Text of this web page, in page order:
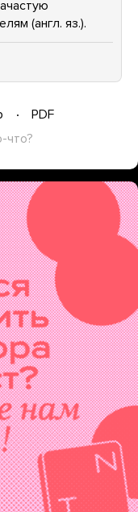
(англ. яз.).
PDF
что?